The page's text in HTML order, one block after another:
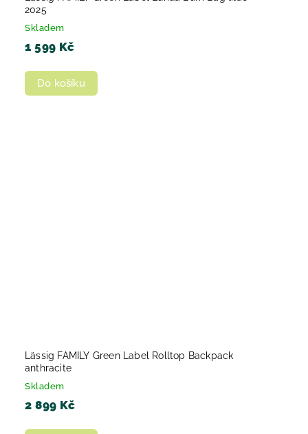
2025
Skladem
1 599 Kč
Do košíku
Lässig FAMILY Green Label Rolltop Backpack
anthracite
Skladem
2 899 Kč